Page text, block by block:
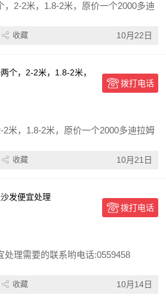
，2-2米，1.8-2米，原价一个2000多迪
收藏 10月22日
个，2-2米，1.8-2米，
拉姆，现两个1500迪
拨打电话
米，1.8-2米，原价一个2000多迪拉姆
收藏 10月21日
发便宜处理
拨打电话
处理需要的联系哟电话:0559458
收藏 10月14日